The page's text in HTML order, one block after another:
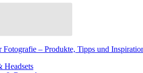
Fotografie – Produkte, Tipps und
Headsets